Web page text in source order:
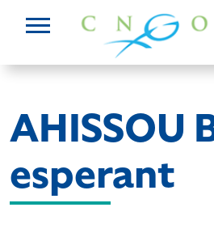
AHISSOU
esperant